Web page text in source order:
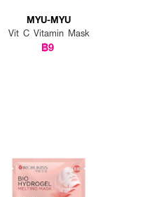
MYU-MYU
Vit C Vitamin Mask
฿9